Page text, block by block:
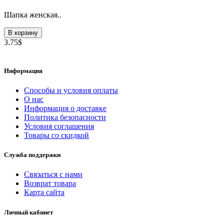
Шапка женская..
В корзину
3.75$
Информация
Способы и условия оплаты
О нас
Информация о доставке
Политика безопасности
Условия соглашения
Товары со скидкой
Служба поддержки
Связаться с нами
Возврат товара
Карта сайта
Личный кабинет